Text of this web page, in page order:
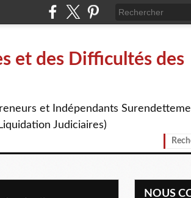
et des Difficultés des
et Indépendants
Judiciaires)
NOUS